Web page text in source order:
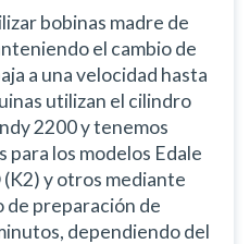
bobinas madre de
el cambio de
a una velocidad hasta
utilizan el cilindro
2200 y tenemos
los modelos Edale
y otros mediante
de preparación de
dependiendo del